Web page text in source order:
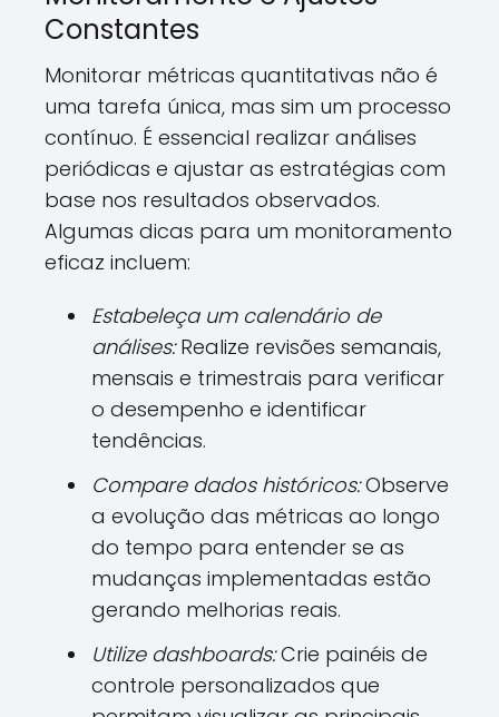
Constantes
Monitorar métricas quantitativas não é
uma tarefa única, mas sim um processo
contínuo. É essencial realizar análises
periódicas e ajustar as estratégias com
base nos resultados observados.
Algumas dicas para um monitoramento
eficaz incluem:
Estabeleça um calendário de
análises:Realize revisões semanais,
mensais e trimestrais para verificar
o desempenho e identificar
tendências.
Compare dados históricos:Observe
a evolução das métricas ao longo
do tempo para entender se as
mudanças implementadas estão
gerando melhorias reais.
Utilize dashboards:Crie painéis de
controle personalizados que